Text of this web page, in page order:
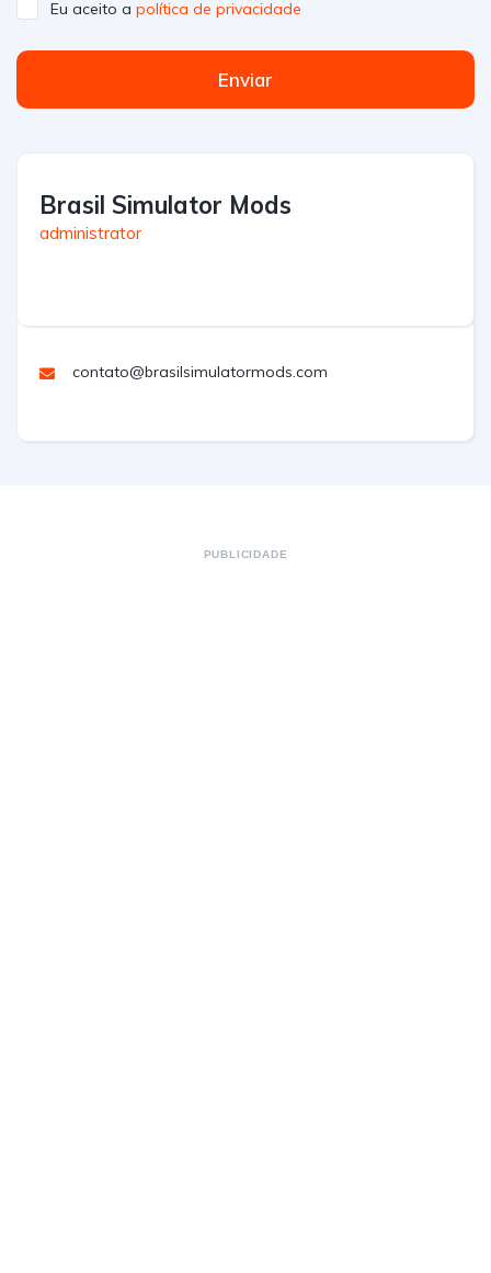
Eu aceito a política de privacidade
Enviar
Brasil Simulator Mods
administrator
contato@brasilsimulatormods.com
PUBLICIDADE